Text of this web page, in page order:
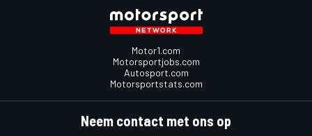
Motor1.com
Motorsportjobs.com
Autosport.com
Motorsportstats.com
Neem contact met ons op